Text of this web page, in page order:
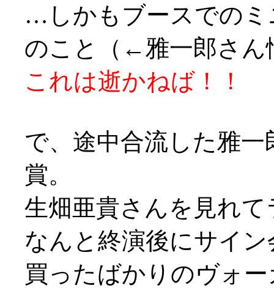
…しかもブースでのミ
のこと（←雅一郎さん
これは逝かねば！！
で、途中合流した雅
賞。
生畑亜貴さんを見れ
なんと終演後にサイン
買ったばかりのヴォ